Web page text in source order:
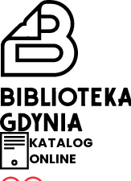
Przejdź
na
stronę
główną
Biblioteka
Gdynia
KATALOG
ONLINE